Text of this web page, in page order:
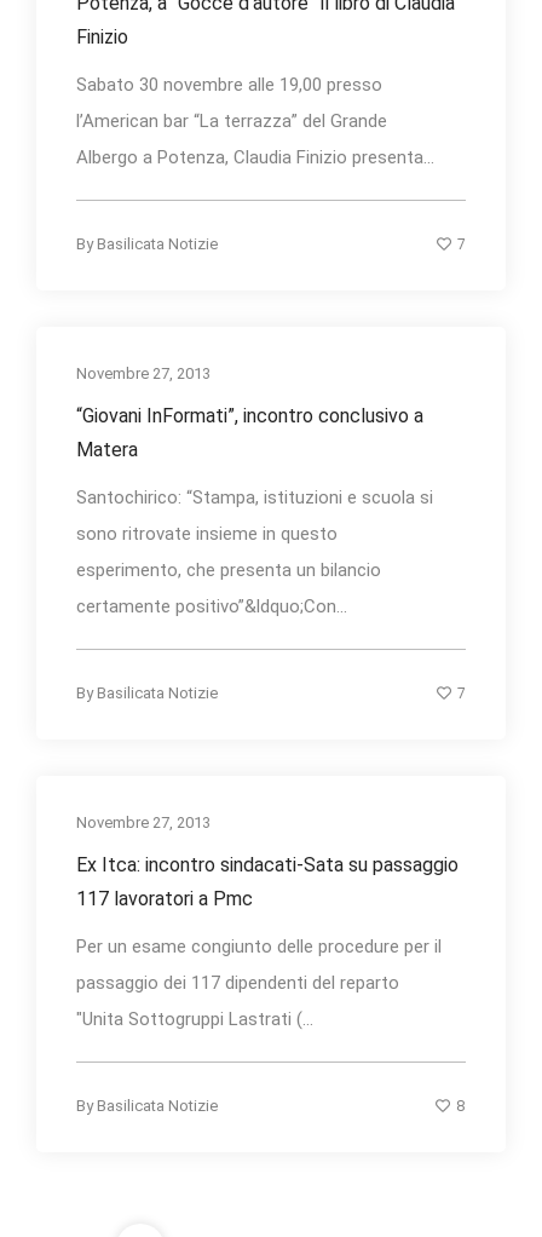
Finizio
Sabato 30 novembre alle 19,00 presso
l’American bar “La terrazza” del Grande
Albergo a Potenza, Claudia Finizio presenta...
By Basilicata Notizie 7
Novembre 27, 2013
“Giovani InFormati”, incontro conclusivo a
Matera
Santochirico: “Stampa, istituzioni e scuola si
sono ritrovate insieme in questo
esperimento, che presenta un bilancio
certamente positivo”&ldquo;Con...
By Basilicata Notizie 7
Novembre 27, 2013
Ex Itca: incontro sindacati-Sata su passaggio
117 lavoratori a Pmc
Per un esame congiunto delle procedure per il
passaggio dei 117 dipendenti del reparto
"Unita Sottogruppi Lastrati (...
By Basilicata Notizie 8